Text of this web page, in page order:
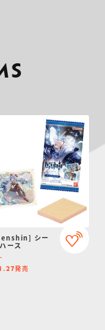
シー
ース
発売